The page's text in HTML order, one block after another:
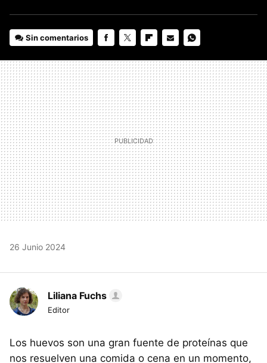
Sin comentarios
MAIL
26 Junio 2024
Liliana Fuchs
Editor
Los huevos son una gran fuente de proteínas que
nos resuelven una comida o cena en un momento,